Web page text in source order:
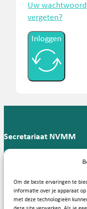
Om de beste ervaringen te
informatie over je apparaat
met deze technologieën
Uw wachtwoord
vergeten?
Inloggen
Secretariaat NVMM
Groningen